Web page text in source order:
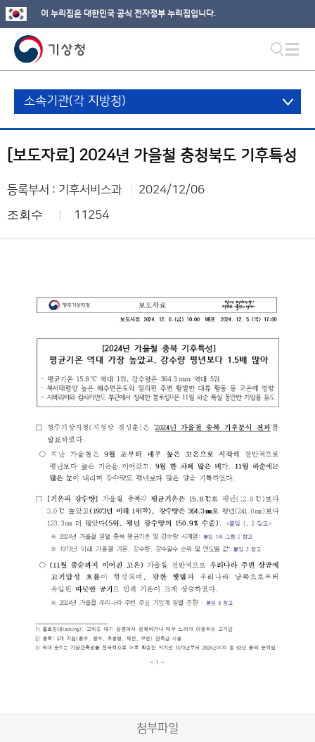
이 누리집은 대한민국 공식 전자정부 누리집입니다.
소속기관(각 지방청)
[보도자료] 2024년 가을철 충청북도 기후특성
등록부서 : 기후서비스과 2024/12/06
조회수 11254
첨부파일